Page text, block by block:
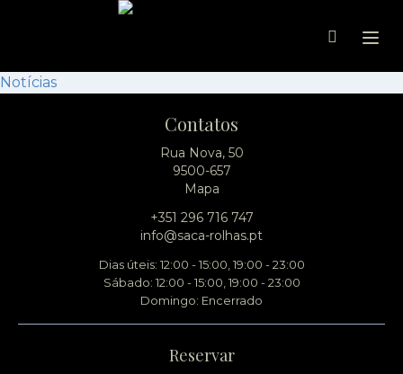
Notícias
Contatos
Rua Nova, 50
9500-657
Mapa
+351 296 716 747
info@saca-rolhas.pt
Dias úteis: 12:00 - 15:00, 19:00 - 23:00
Sábado: 12:00 - 15:00, 19:00 - 23:00
Domingo: Encerrado
Reservar